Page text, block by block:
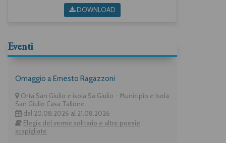
DOWNLOAD
Eventi
Omaggio a Ernesto Ragazzoni
Orta San Giulio e isola Sa Giulio - Municipio e Isola
San Giulio Casa Tallone
dal 20.08.2026 al 21.08.2026
Elegia del verme solitario e altre poesie
scapigliate